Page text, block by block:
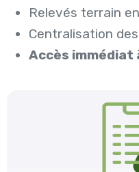
Relevés terrain
Centralisation
Accès immédiat